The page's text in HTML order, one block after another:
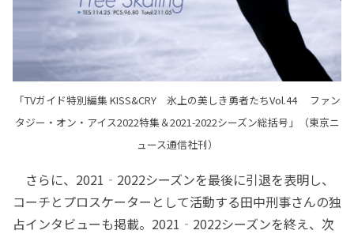
「TVガイド特別編集 KISS&CRY 氷上の美しき勇者たちVol.44 ファン
タジー・オン・アイス2022特集＆2021-2022シーズン総括号」（東京ニ
ュース通信社刊）
さらに、2021‐2022シーズンを最後に引退を表明し、
コーチとプロスケーターとして活動する田中刑事さんの独
占インタビューも掲載。2021‐2022シーズンを終え、次